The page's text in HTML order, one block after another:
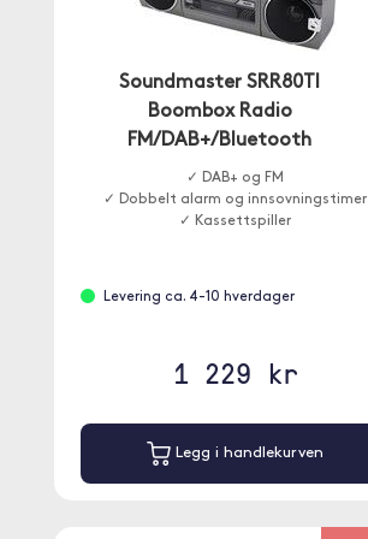
Soundmaster SRR80TI
Boombox Radio
FM/DAB+/Bluetooth
✓ DAB+ og FM
✓ Dobbelt alarm og innsovningstimer
✓ Kassettspiller
Levering ca. 4-10 hverdager
1 229 kr
Legg i handlekurven